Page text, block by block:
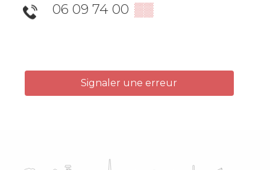
06 09 74 00 ▒▒
Signaler une erreur